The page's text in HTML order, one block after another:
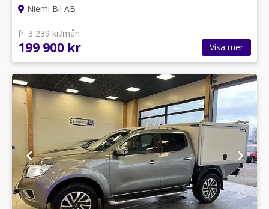
Niemi Bil AB
fr. 3 239 kr/mån
199 900 kr Visa mer